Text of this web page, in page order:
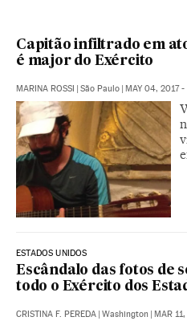
Capitão infiltrado em
é major do Exército
MARINA ROSSI | São Paulo | MAY 04, 2017 -
ESTADOS UNIDOS
Escândalo das fotos de
todo o Exército dos
CRISTINA F. PEREDA | Washington | MAR